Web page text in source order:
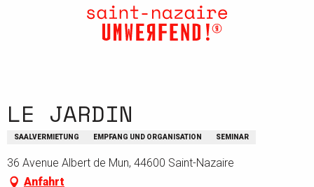
LE JARDIN
SAALVERMIETUNG EMPFANG UND ORGANISATION SEMINAR
36 Avenue Albert de Mun, 44600 Saint-Nazaire
Anfahrt